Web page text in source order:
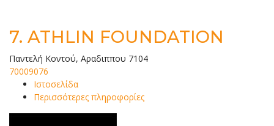
7. ATHLIN FOUNDATION
Παντελή Κοντού, Αραδιππου 7104
70009076
Ιστοσελίδα
Περισσότερες πληροφορίες